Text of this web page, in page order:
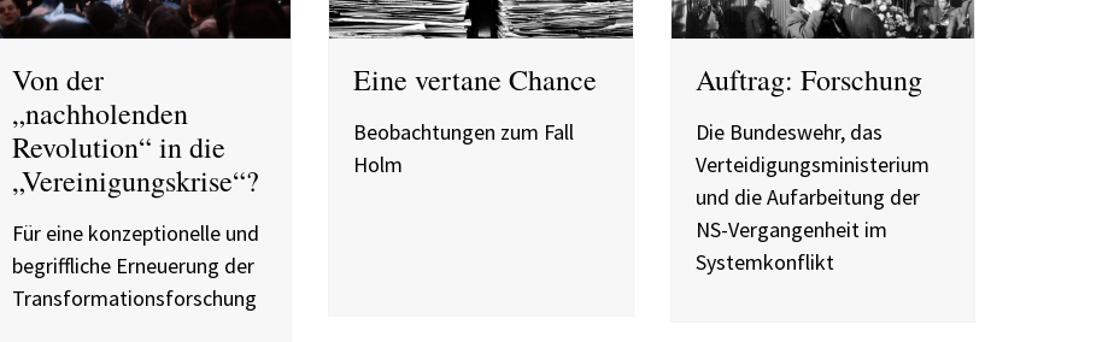
Von der
„nachholenden
Revolution“ in die
„Vereinigungskrise“?
Für eine konzeptionelle und
begriffliche Erneuerung der
Transformationsforschung
Eine vertane Chance
Beobachtungen zum Fall
Holm
Auftrag: Forschung
Die Bundeswehr, das
Verteidigungsministerium
und die Aufarbeitung der
NS-Vergangenheit im
Systemkonflikt